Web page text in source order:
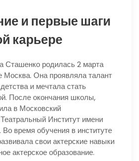
и первые шаги
карьере
Сташенко родилась 2 марта
Москва. Она проявляла талант
и мечтала стать
После окончания школы,
в Московский
Институт имени
Во время обучения в институте
свои актерские навыки
актерское образование.